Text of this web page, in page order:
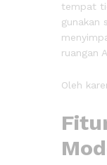
tempat
gunakan
ruangan
Oleh